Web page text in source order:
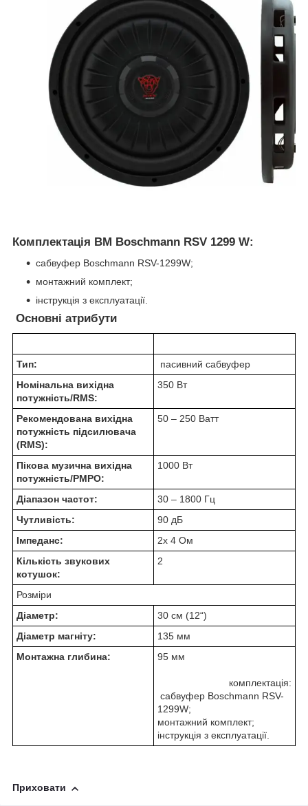
Комплектація BM Boschmann RSV 1299 W:
сабвуфер Boschmann RSV-1299W;
монтажний комплект;
інструкція з експлуатації.
Основні атрибути
Тип:
пасивний сабвуфер
Номінальна вихідна
потужність/RMS:
350 Вт
Рекомендована вихідна
потужність підсилювача
(RMS):
50 – 250 Ватт
Пікова музична вихідна
потужність/PMPO:
1000 Вт
Діапазон частот:
30 – 1800 Гц
Чутливість:
90 дБ
Імпеданс:
2x 4 Ом
Кількість звукових
котушок:
2
Розміри
Діаметр:
30 см (12“)
Діаметр магніту:
135 мм
Монтажна глибина:
95 мм
комплектація:
сабвуфер Boschmann RSV-
1299W;
монтажний комплект;
інструкція з експлуатації.
Приховати